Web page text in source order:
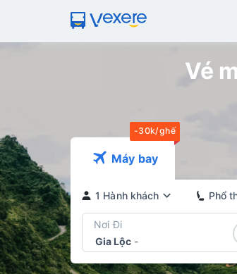
Vé
-30k/ghế
Máy bay
1 Hành khách Phổ
Nơi Đi
Gia Lộc -